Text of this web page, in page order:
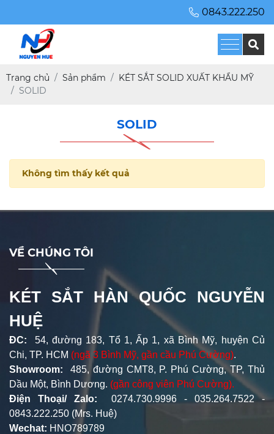
0843.222.250
Trang chủ Sản phẩm
KÉT SẮT SOLID XUẤT KHẨU MỸ
SOLID
SOLID
Không tìm thấy kết quả
VỀ CHÚNG TÔI
KÉT SẮT HÀN QUỐC NGUYỄN
HUỆ
ĐC: 54, đường 183, Tổ 1, Ấp 1, xã Bình Mỹ, huyện Củ
Chi, TP. HCM (ngã 3 Bình Mỹ, gần cầu Phú Cường).
Showroom: 485, đường CMT8, P. Phú Cường, TP, Thủ
Dầu Một, Bình Dương. (gần công viên Phú Cường).
Điện Thoại/ Zalo: 0274.730.9996 - 035.264.7522 -
0843.222.250 (Mrs. Huệ)
Wechat: HNO789789